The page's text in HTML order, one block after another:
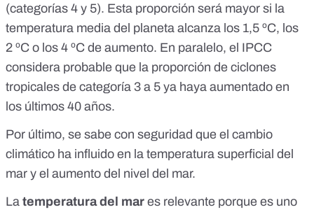
(categorías 4 y 5). Esta proporción será mayor si la
temperatura media del planeta alcanza los 1,5 ºC, los
2 ºC o los 4 ºC de aumento. En paralelo, el IPCC
considera probable que la proporción de ciclones
tropicales de categoría 3 a 5 ya haya aumentado en
los últimos 40 años.
Por último, se sabe con seguridad que el cambio
climático ha influido en la temperatura superficial del
mar y el aumento del nivel del mar.
La temperatura del mar es relevante porque es uno